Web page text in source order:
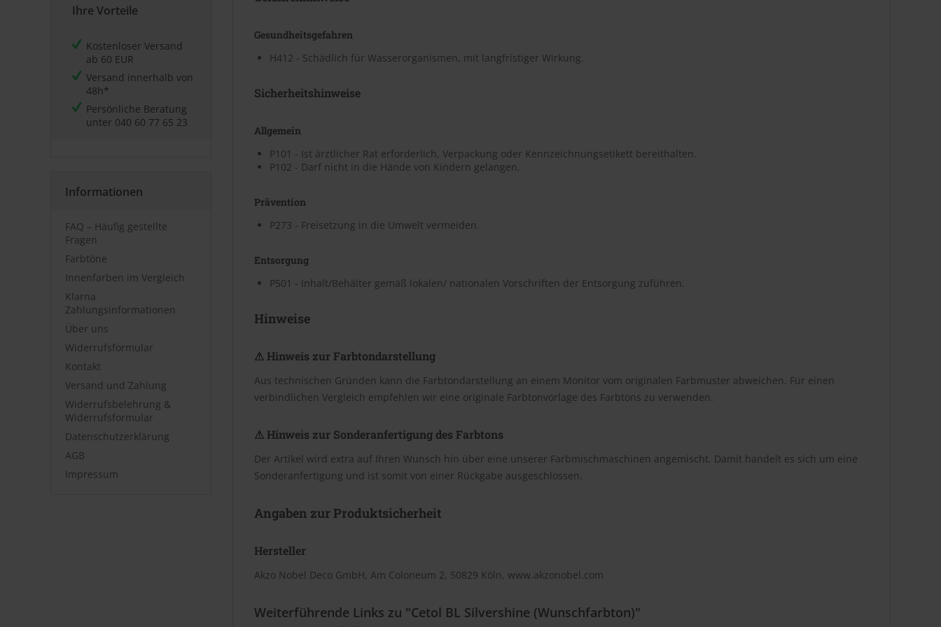
Ihre Vorteile
Kostenloser Versand
ab 60 EUR
Versand innerhalb von
48h*
Persönliche Beratung
unter 040 60 77 65 23
Informationen
FAQ – Häufig gestellte
Fragen
Farbtöne
Innenfarben im Vergleich
Klarna
Zahlungsinformationen
Über uns
Widerrufsformular
Kontakt
Versand und Zahlung
Widerrufsbelehrung &
Widerrufsformular
Datenschutzerklärung
AGB
Impressum
Gesundheitsgefahren
H412 - Schädlich für Wasserorganismen, mit langfristiger Wirkung.
Sicherheitshinweise
Allgemein
P101 - Ist ärztlicher Rat erforderlich, Verpackung oder Kennzeichnungsetikett bereithalten.
P102 - Darf nicht in die Hände von Kindern gelangen.
Prävention
P273 - Freisetzung in die Umwelt vermeiden.
Entsorgung
P501 - Inhalt/Behälter gemäß lokalen/ nationalen Vorschriften der Entsorgung zuführen.
Hinweise
⚠ Hinweis zur Farbtondarstellung
Aus technischen Gründen kann die Farbtondarstellung an einem Monitor vom originalen Farbmuster abweichen. Für einen
verbindlichen Vergleich empfehlen wir eine originale Farbtonvorlage des Farbtons zu verwenden.
⚠ Hinweis zur Sonderanfertigung des Farbtons
Der Artikel wird extra auf Ihren Wunsch hin über eine unserer Farbmischmaschinen angemischt. Damit handelt es sich um eine
Sonderanfertigung und ist somit von einer Rückgabe ausgeschlossen.
Angaben zur Produktsicherheit
Hersteller
Akzo Nobel Deco GmbH, Am Coloneum 2, 50829 Köln, www.akzonobel.com
Weiterführende Links zu "Cetol BL Silvershine (Wunschfarbton)"